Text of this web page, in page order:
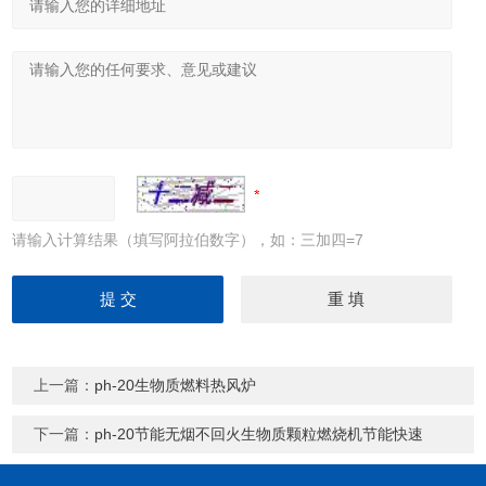
请输入计算结果（填写阿拉伯数字），如：三加四=7
上一篇： ph-20生物质燃料热风炉
下一篇： ph-20节能无烟不回火生物质颗粒燃烧机节能快速